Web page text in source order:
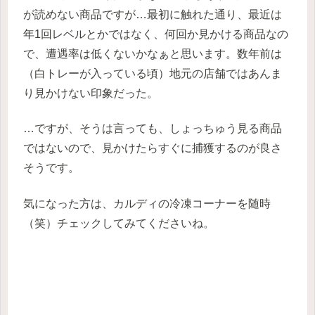
が読めない商品ですが…最初に触れた通り、最近は
年1回レベルとかではなく、何回か見かける商品なの
で、遭遇率は低くないかなぁと思います。数年前は
（白トレーが入っている頃）地元の店舗ではあんま
り見かけない印象だった。
…ですが、そうは言っても、しょっちゅう見る商品
ではないので、見かけたらすぐに捕獲するのが良さ
そうです。
気になった方は、カルディの冷凍コーナーを随時
（笑）チェックしてみてくださいね。